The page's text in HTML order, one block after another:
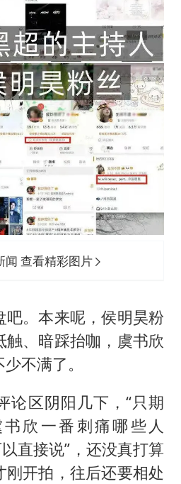
闻 查看精彩图片
吧。本来呢，侯明昊粉
触、暗踩抬咖，虞书欣
不满了。
论区阴阳几下，“只期
欣一番刺痛哪些人
直接说”，还没真打算
开拍，往后还要相处